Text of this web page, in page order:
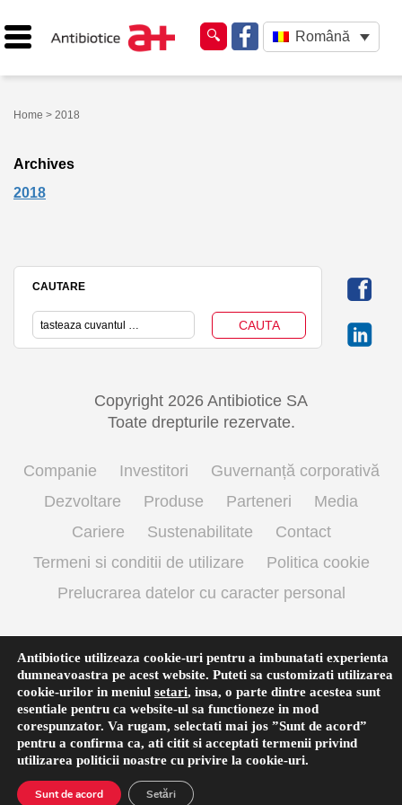
Română
Home > 2018
Archives
2018
CAUTARE
Copyright 2026 Antibiotice SA
Toate drepturile rezervate.
Companie Investitori
Guvernanță corporativă
Dezvoltare
Produse Parteneri
Media
Cariere
Sustenabilitate
Contact
Termeni si conditii de utilizare
Politica cookie
Prelucrarea datelor cu caracter personal
Antibiotice utilizeaza cookie-uri pentru a imbunatati experienta
dumneavoastra pe acest website. Puteti sa customizati utilizarea
cookie-urilor in meniul setari, insa, o parte dintre acestea sunt
esentiale pentru ca website-ul sa functioneze in mod
corespunzator. Va rugam, selectati mai jos ”Sunt de acord”
pentru a confirma ca, ati citit si acceptati termenii privind
utilizarea politicii noastre cu privire la cookie-uri.
Sunt de acord Setări
Română